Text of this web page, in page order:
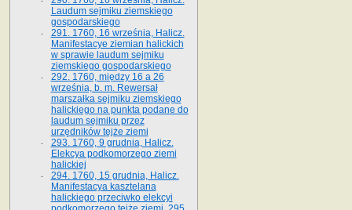
Laudum sejmiku ziemskiego
gospodarskiego
291. 1760, 16 września, Halicz.
Manifestacye ziemian halickich
w sprawie laudum sejmiku
ziemskiego gospodarskiego
292. 1760, między 16 a 26
września, b. m. Rewersał
marszałka sejmiku ziemskiego
halickiego na punkta podane do
laudum sejmiku przez
urzędników tejże ziemi
293. 1760, 9 grudnia, Halicz.
Elekcya podkomorzego ziemi
halickiej
294. 1760, 15 grudnia, Halicz.
Manifestacya kasztelana
halickiego przeciwko elekcyi